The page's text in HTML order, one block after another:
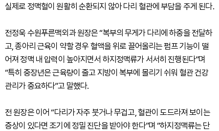
실제로 정맥혈이 원활히 순환되지 않아 다리 혈관에 부담을 주게 된다.
전정욱 수원푸른맥외과 원장은 “복부의 무게가 다리에 하중을 전달하
고, 종아리 근육이 약할 경우 혈액을 위로 끌어올리는 펌프 기능이 떨
어져 정맥 내 압력이 높아지면서 하지정맥류가 서서히 진행된다”며
“특히 중장년은 근육량이 줄고 지방이 복부에 몰리기 쉬워 혈관 건강
관리가 중요하다”고 말했다.
전 원장은 이어 “다리가 자주 붓거나 무겁고, 혈관이 도드라져 보이는
증상이 있다면 조기에 정밀 진단을 받아야 한다”며 “하지정맥류는 단